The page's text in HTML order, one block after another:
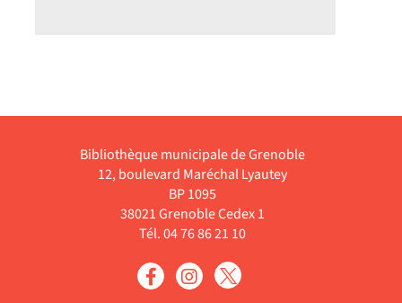
Bibliothèque municipale de Grenoble
12, boulevard Maréchal Lyautey
BP 1095
38021 Grenoble Cedex 1
Tél. 04 76 86 21 10